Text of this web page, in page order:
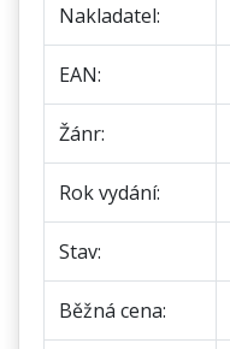
Nakladatel:
EAN:
Žánr:
Rok vydání:
Stav:
Běžná cena: